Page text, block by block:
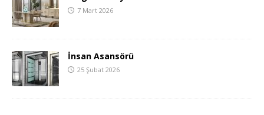
7 Mart 2026
İnsan Asansörü
25 Şubat 2026